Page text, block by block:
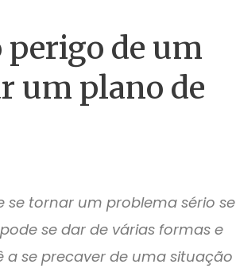
perigo de um
um plano de
tornar um problema sério se
se dar de várias formas e
se precaver de uma situação